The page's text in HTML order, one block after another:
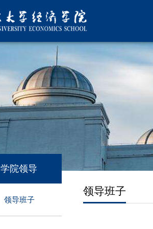
学院领导
领导班子
领导班子